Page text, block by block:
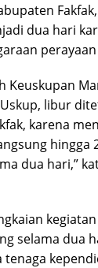
dua hari
Keuskupan
libur
karena
hingga
dua hari,”
selama dua
tenaga